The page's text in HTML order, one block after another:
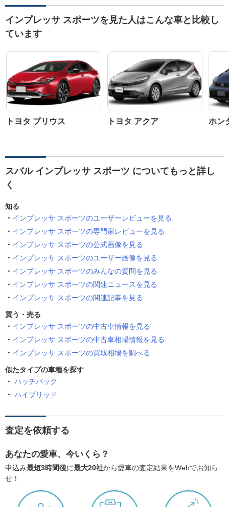
インプレッサ スポーツを見た人はこんな車と比較し
ています
トヨタ プリウス トヨタ アクア ホン
スバル インプレッサ スポーツ についてもっと詳し
く
知る
インプレッサ スポーツのユーザーレビューを見る
インプレッサ スポーツの専門家レビューを見る
インプレッサ スポーツの公式画像を見る
インプレッサ スポーツのユーザー画像を見る
インプレッサ スポーツのみんなの質問を見る
インプレッサ スポーツの関連ニュースを見る
インプレッサ スポーツの関連記事を見る
買う・売る
インプレッサ スポーツの中古車情報を見る
インプレッサ スポーツの中古車相場情報を見る
インプレッサ スポーツの買取相場を調べる
似たタイプの車種を探す
ハッチバック
ハイブリッド
査定を依頼する
あなたの愛車、今いくら？
申込み最短3時間後に最大20社から愛車の査定結果をWebでお知ら
せ！